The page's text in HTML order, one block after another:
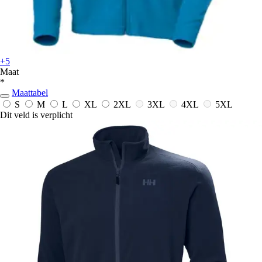
+5
Maat
*
Maattabel
S
M L XL 2XL 3XL 4XL
5XL
Dit veld is verplicht